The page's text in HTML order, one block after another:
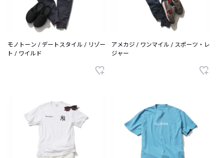
モノトーン / デートスタイル / リゾー
ト / ワイルド
アメカジ / ワンマイル / スポーツ・レ
ジャー